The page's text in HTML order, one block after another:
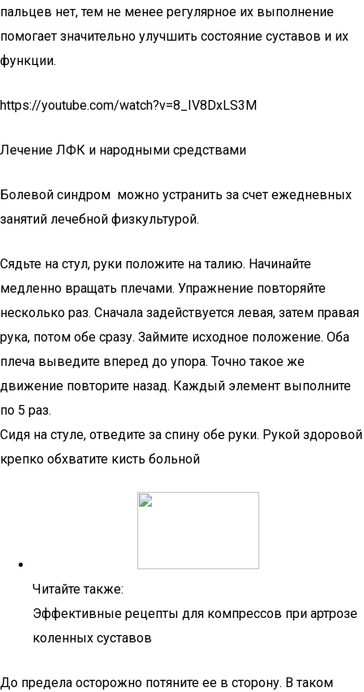
пальцев нет, тем не менее регулярное их выполнение
помогает значительно улучшить состояние суставов и их
функции.
https://youtube.com/watch?v=8_IV8DxLS3M
Лечение ЛФК и народными средствами
Болевой синдром можно устранить за счет ежедневных
занятий лечебной физкультурой.
Сядьте на стул, руки положите на талию. Начинайте
медленно вращать плечами. Упражнение повторяйте
несколько раз. Сначала задействуется левая, затем правая
рука, потом обе сразу. Займите исходное положение. Оба
плеча выведите вперед до упора. Точно такое же
движение повторите назад. Каждый элемент выполните
по 5 раз.
Сидя на стуле, отведите за спину обе руки. Рукой здоровой
крепко обхватите кисть больной
Читайте также:
Эффективные рецепты для компрессов при артрозе
коленных суставов
До предела осторожно потяните ее в сторону. В таком